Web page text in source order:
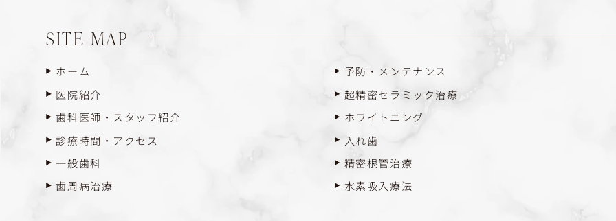
SITE MAP
ホーム
医院紹介
歯科医師・スタッフ紹介
診療時間・アクセス
一般歯科
歯周病治療
予防・メンテナンス
超精密セラミック治療
ホワイトニング
入れ歯
精密根管治療
水素吸入療法